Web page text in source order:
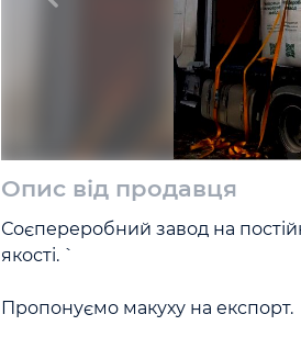
Опис від продавця
Соєпереробний завод на
якості. `
Пропонуємо макуху на експорт.